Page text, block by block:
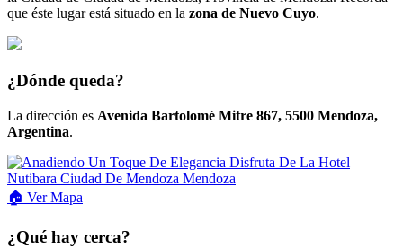
que éste lugar está situado en la zona de Nuevo Cuyo.
¿Dónde queda?
La dirección es Avenida Bartolomé Mitre 867, 5500 Mendoza,
Argentina.
🏠 VerMapa
¿Qué hay cerca?